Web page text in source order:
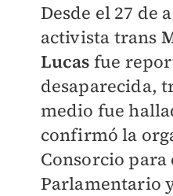
Desde el 27 de
activista trans
Lucas fue
desaparecida,
medio fue
confirmó la
Consorcio para
Parlamentario